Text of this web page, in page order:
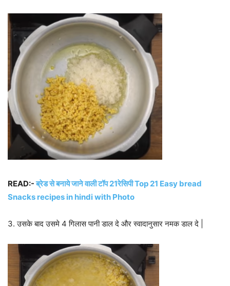
READ:-ब्रेड से बनाये जाने वाली टॉप 21रेसिपी Top 21 Easy bread
Snacks recipes in hindi with Photo
3. उसके बाद उसमे 4 गिलास पानी डाल दे और स्वादानुसार नमक डाल दे |